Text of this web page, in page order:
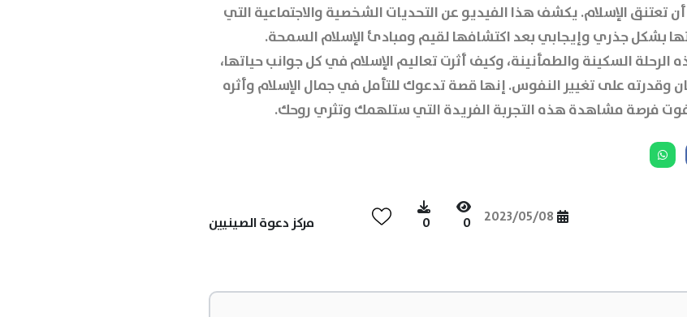
تعتنق الإسلام. يكشف هذا الفيديو عن التحديات الشخصية والاجتماعية التي
بشكل جذري وإيجابي بعد اكتشافها لقيم ومبادئ الإسلام السمحة.
السكينة والطمأنينة، وكيف أثرت تعاليم الإسلام في كل جوانب حياتها،
وقدرته على تغيير النفوس. إنها قصة تدعوك للتأمل في جمال الإسلام وأثره
فرصة مشاهدة هذه التجربة الفريدة التي ستلهمك وتثري روحك.
2023/05/08
0
0
مركز دعوة الصينيين